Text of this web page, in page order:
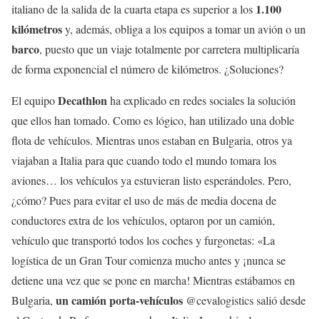
italiano de la salida de la cuarta etapa es superior a los 1.100
kilómetrosy, además, obliga a los equipos a tomar un avión o un
barco, puesto que un viaje totalmente por carretera multiplicaría
de forma exponencial el número de kilómetros. ¿Soluciones?
El equipoDecathlonha explicado en redes sociales la solución
que ellos han tomado. Como es lógico, han utilizado una doble
flota de vehículos. Mientras unos estaban en Bulgaria, otros ya
viajaban a Italia para que cuando todo el mundo tomara los
aviones… los vehículos ya estuvieran listo esperándoles. Pero,
¿cómo? Pues para evitar el uso de más de media docena de
conductores extra de los vehículos, optaron por un camión,
vehículo que transportó todos los coches y furgonetas: «La
logística de un Gran Tour comienza mucho antes y ¡nunca se
detiene una vez que se pone en marcha! Mientras estábamos en
Bulgaria, un camión porta-vehículos @cevalogistics salió desde